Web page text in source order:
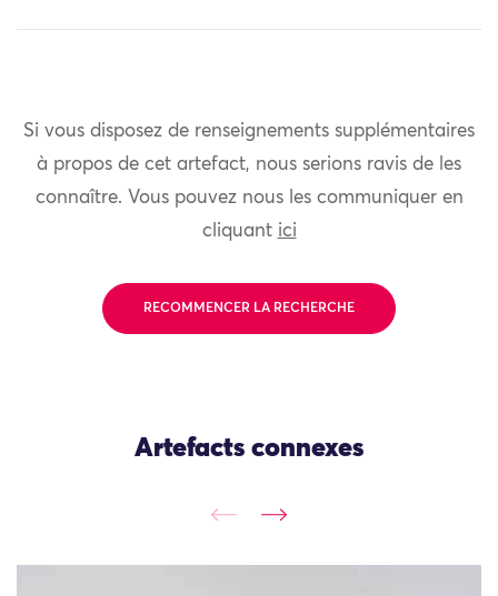
Si vous disposez de renseignements supplémentaires
à propos de cet artefact, nous serions ravis de les
connaître. Vous pouvez nous les communiquer en
cliquant ici
RECOMMENCER LA RECHERCHE
Artefacts connexes